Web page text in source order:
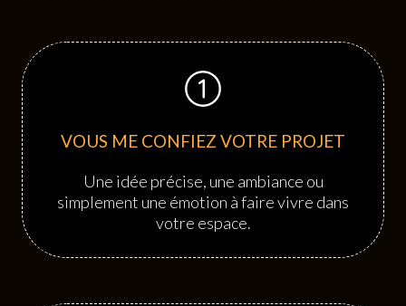
VOUS ME CONFIEZ VOTRE PROJET
Une idée précise, une ambiance ou
simplement une émotion à faire vivre dans
votre espace.